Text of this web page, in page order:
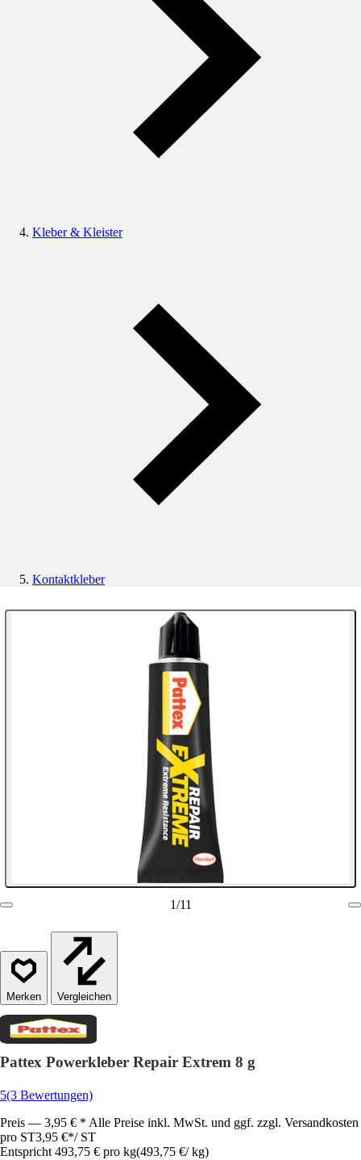
Kleber & Kleister
Kontaktkleber
1/11
Vergleichen
Pattex Powerkleber Repair Extrem 8 g
5(3 Bewertungen)
Preis — 3,95 € * Alle Preise inkl. MwSt. und ggf. zzgl. Versandkosten
pro ST3,95 €*/ ST
Entspricht 493,75 € pro kg(493,75 €/ kg)